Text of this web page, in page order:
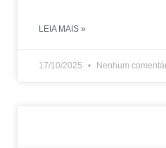
LEIA MAIS »
17/10/2025 Nenhum